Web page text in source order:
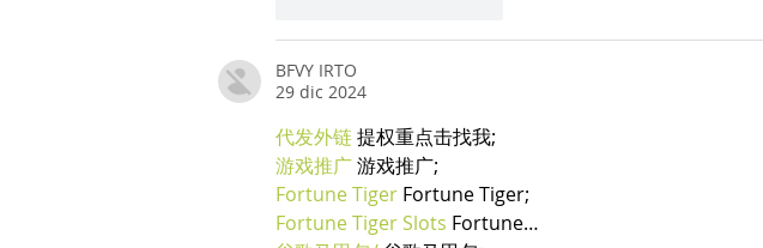
BFVY IRTO
29 dic 2024
代发外链 提权重点击找我;
游戏推广 游戏推广;
Fortune Tiger Fortune Tiger;
Fortune Tiger Slots Fortune…